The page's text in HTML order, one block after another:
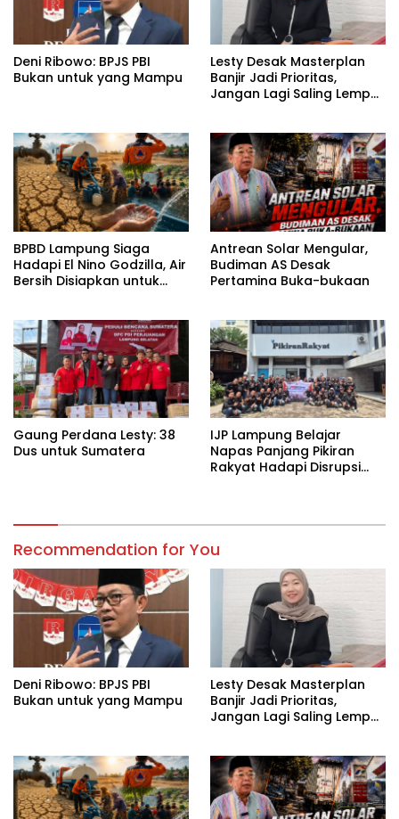
Deni Ribowo: BPJS PBI
Bukan untuk yang Mampu
Lesty Desak Masterplan
Banjir Jadi Prioritas,
Jangan Lagi Saling Lempar
BPBD Lampung Siaga
Hadapi El Nino Godzilla, Air
Bersih Disiapkan untuk
Antrean Solar Mengular,
Budiman AS Desak
Pertamina Buka-bukaan
Gaung Perdana Lesty: 38
Dus untuk Sumatera
IJP Lampung Belajar
Napas Panjang Pikiran
Rakyat Hadapi Disrupsi
Recommendation for You
Deni Ribowo: BPJS PBI
Bukan untuk yang Mampu
Lesty Desak Masterplan
Banjir Jadi Prioritas,
Jangan Lagi Saling Lempar